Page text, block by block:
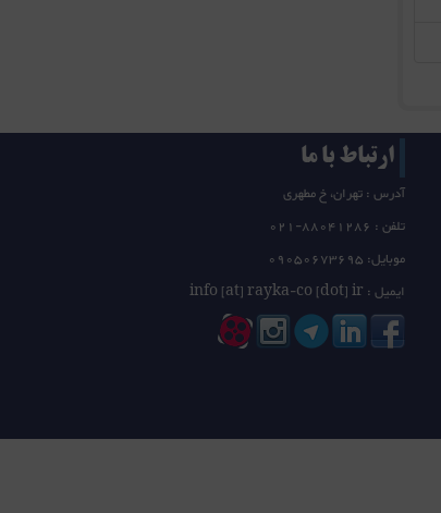
ارتباط با ما
آدرس : تهران، خ مطهری
تلفن : 21-88041286
0
موبایل: 09050673695
ایمیل : info [at] rayka-co [dot] ir